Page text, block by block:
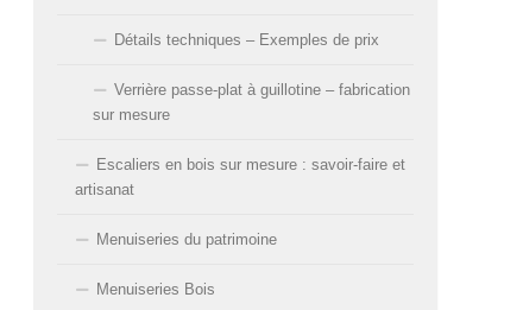
Détails techniques – Exemples de prix
Verrière passe-plat à guillotine – fabrication
sur mesure
Escaliers en bois sur mesure : savoir-faire et
artisanat
Menuiseries du patrimoine
Menuiseries Bois